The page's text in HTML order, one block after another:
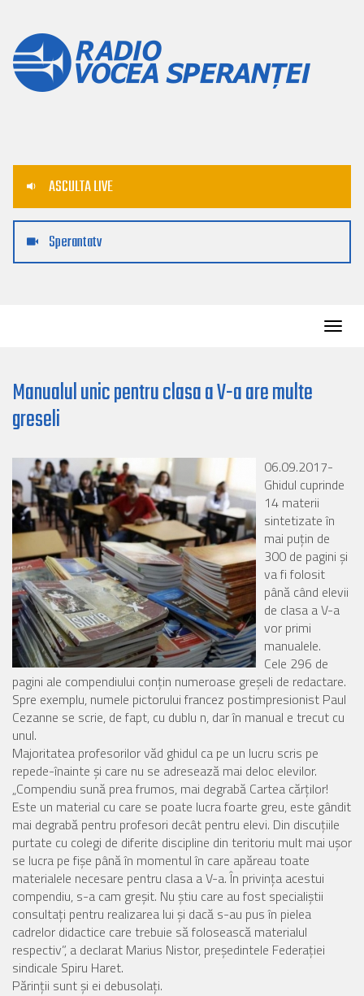
ASCULTA LIVE
Sperantatv
Manualul unic pentru clasa a V-a are multe
greseli
06.09.2017-
Ghidul cuprinde
14 materii
sintetizate în
mai puţin de
300 de pagini şi
va fi folosit
până când elevii
de clasa a V-a
vor primi
manualele.
Cele 296 de
pagini ale compendiului conțin numeroase greşeli de redactare.
Spre exemplu, numele pictorului francez postimpresionist Paul
Cezanne se scrie, de fapt, cu dublu n, dar în manual e trecut cu
unul.
Majoritatea profesorilor văd ghidul ca pe un lucru scris pe
repede-înainte şi care nu se adresează mai deloc elevilor.
„Compendiu sună prea frumos, mai degrabă Cartea cărţilor!
Este un material cu care se poate lucra foarte greu, este gândit
mai degrabă pentru profesori decât pentru elevi. Din discuţiile
purtate cu colegi de diferite discipline din teritoriu mult mai uşor
se lucra pe fişe până în momentul în care apăreau toate
materialele necesare pentru clasa a V-a. În privinţa acestui
compendiu, s-a cam greşit. Nu ştiu care au fost specialiştii
consultaţi pentru realizarea lui şi dacă s-au pus în pielea
cadrelor didactice care trebuie să folosească materialul
respectiv”, a declarat Marius Nistor, președintele Federației
sindicale Spiru Haret.
Părinții sunt și ei debusolați.